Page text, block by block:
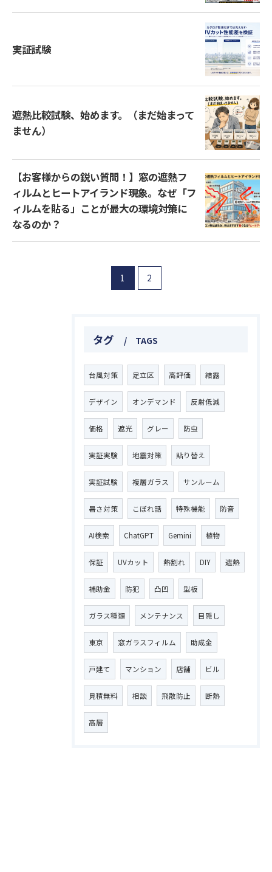
実証試験
遮熱比較試験、始めます。（まだ始まって
ません）
【お客様からの鋭い質問！】窓の遮熱フ
ィルムとヒートアイランド現象。なぜ「フ
ィルムを貼る」ことが最大の環境対策に
なるのか？
1 2
タグ TAGS
台風対策 足立区 高評価 結露
デザイン オンデマンド 反射低減
価格 遮光 グレー 防虫
実証実験 地震対策 貼り替え
実証試験 複層ガラス サンルーム
暑さ対策 こぼれ話 特殊機能 防音
AI検索 ChatGPT Gemini 植物
保証 UVカット 熱割れ DIY 遮熱
補助金 防犯 凸凹 型板
ガラス種類 メンテナンス 目隠し
東京 窓ガラスフィルム 助成金
戸建て マンション 店舗 ビル
見積無料 相談 飛散防止 断熱
高層
お問い合わせはこちら